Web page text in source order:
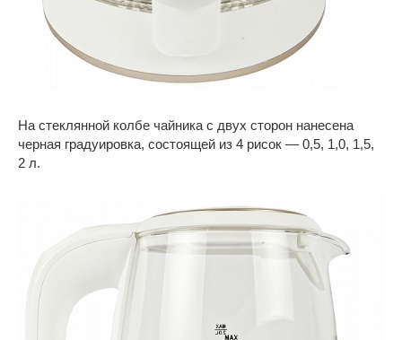
На стеклянной колбе чайника с двух сторон нанесена
черная градуировка, состоящей из 4 рисок — 0,5, 1,0, 1,5,
2 л.